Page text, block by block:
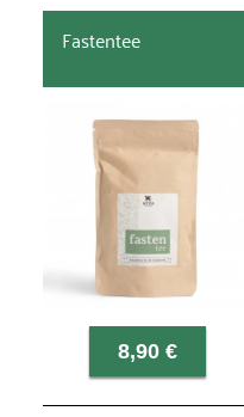
Fastentee
8,90 €